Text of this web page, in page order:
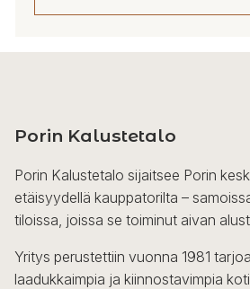
muunnelma.
tehdä
valinnat
tuotteen
sivulla.
Porin Kalustetalo
Porin Kalustetalo sijaitsee Porin
etäisyydellä kauppatorilta –
tiloissa, joissa se toiminut aivan
Yritys perustettiin vuonna 1981
laadukkaimpia ja kiinnostavimpia